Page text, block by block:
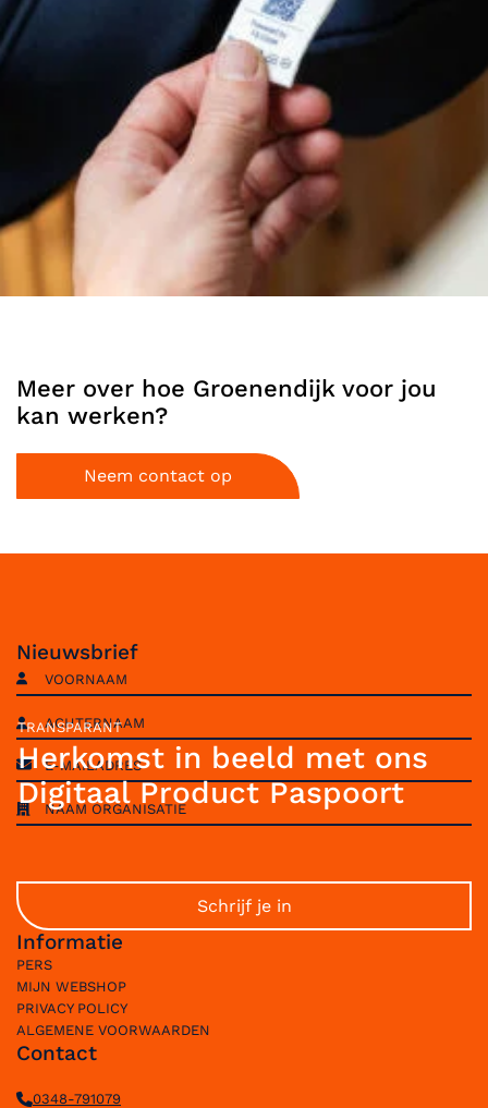
TRANSPARANT
Herkomst in beeld met ons
Digitaal Product Paspoort
Meer over hoe Groenendijk voor jou
kan werken?
Neem contact op
Nieuwsbrief
Informatie
PERS
MIJN WEBSHOP
PRIVACY POLICY
ALGEMENE VOORWAARDEN
Contact
0348-791079